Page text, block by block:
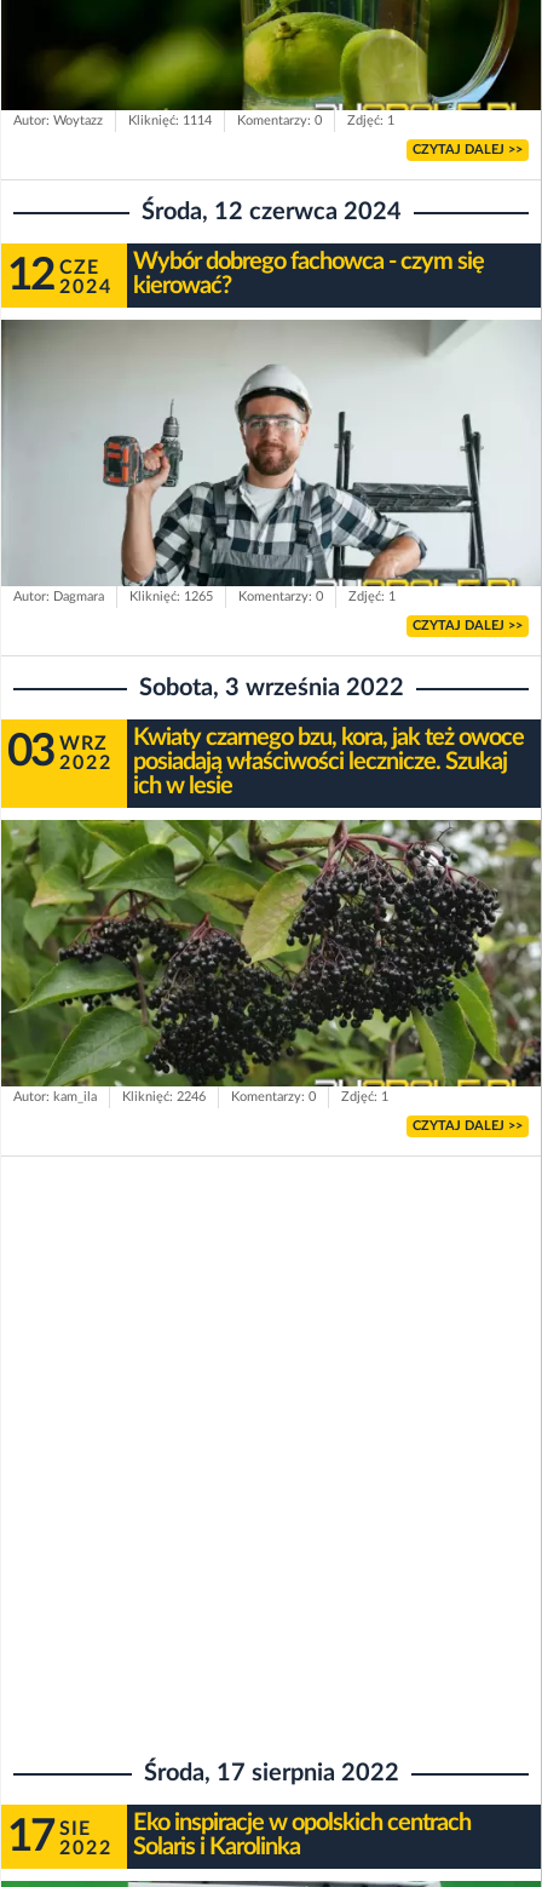
Autor: Woytazz Kliknięć: 1114 Komentarzy: 0 Zdjęć: 1
CZYTAJ DALEJ >>
Środa, 12 czerwca 2024
12 CZE
2024
Wybór dobrego fachowca - czym się
kierować?
Autor: Dagmara Kliknięć: 1265 Komentarzy: 0 Zdjęć: 1
CZYTAJ DALEJ >>
Sobota, 3 września 2022
03 WRZ
2022
Kwiaty czarnego bzu, kora, jak też owoce
posiadają właściwości lecznicze. Szukaj
ich w lesie
Autor: kam_ila Kliknięć: 2246 Komentarzy: 0 Zdjęć: 1
CZYTAJ DALEJ >>
Środa, 17 sierpnia 2022
17 SIE
2022
Eko inspiracje w opolskich centrach
Solaris i Karolinka